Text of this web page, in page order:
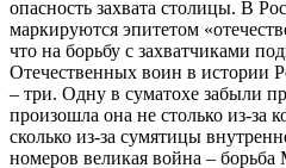
опасность захвата столицы. В
маркируются эпитетом
что на борьбу с захватчиками
Отечественных воин в истории
– три. Одну в суматохе забыли
произошла она не столько из-за
сколько из-за сумятицы
номеров великая война –